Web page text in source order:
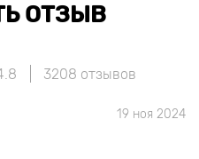
ОТЗЫВ
3208 отзывов
19 ноя 2024